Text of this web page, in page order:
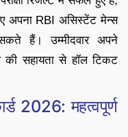
अपना RBI असिस्टेंट मेन्स
हैं। उम्मीदवार अपने
की सहायता से हॉल टिकट
2026: महत्वपूर्ण